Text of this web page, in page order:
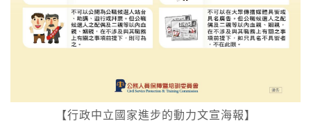
【行政中立國家進步的動力文宣海報】